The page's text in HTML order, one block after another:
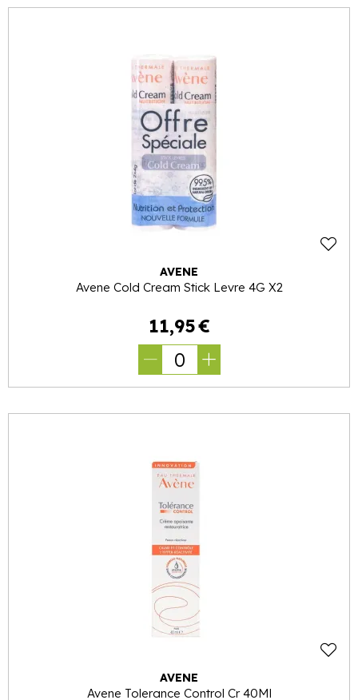
AVENE
Avene Cold Cream Stick Levre 4G X2
11,95€
0
AVENE
Avene Tolerance Control Cr 40Ml